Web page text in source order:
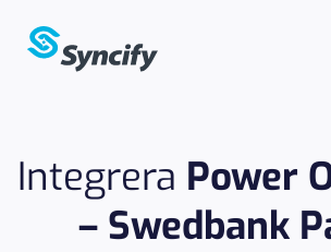
Integrera Power
– Swedbank